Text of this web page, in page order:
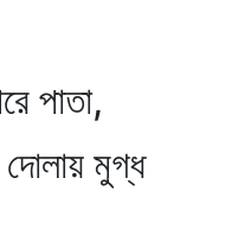
পাতা,
মুগ্ধ